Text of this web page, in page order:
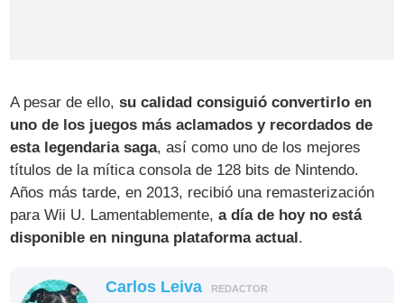
A pesar de ello,su calidad consiguió convertirlo en
uno de los juegos más aclamados y recordados de
esta legendaria saga, así como uno de los mejores
títulos de la mítica consola de 128 bits de Nintendo.
Años más tarde, en 2013, recibió una remasterización
para Wii U. Lamentablemente,a día de hoy no está
disponible en ninguna plataforma actual.
Carlos Leiva REDACTOR